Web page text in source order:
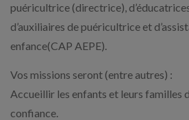
puéricultrice (directrice),
d’auxiliaires de puéricultrice et
enfance(CAP AEPE).
Vos missions seront (entre autres) :
Accueillir les enfants et leurs familles
confiance.